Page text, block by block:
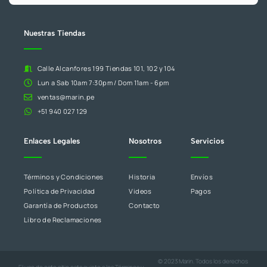
blanco.
Nuestras Tiendas
Calle Alcanfores 199 Tiendas 101, 102 y 104
Lun a Sab 10am 7:30pm / Dom 11am - 6pm
ventas@marin.pe
+51 940 027 129
Enlaces Legales
Términos y Condiciones
Política de Privacidad
Garantía de Productos
Libro de Reclamaciones
Nosotros
Historia
Videos
Contacto
Servicios
Envíos
Pagos
© 2023 Marin. Todos los derechos